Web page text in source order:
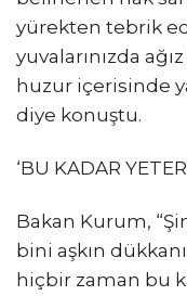
yürekten tebrik
yuvalarınızda
huzur içerisinde
diye konuştu.
‘BU KADAR
Bakan Kurum,
bini aşkın
hiçbir zaman bu